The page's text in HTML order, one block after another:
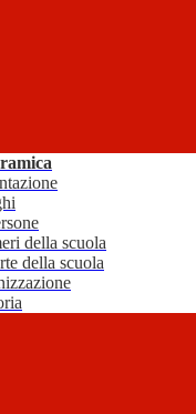
della scuola
della scuola